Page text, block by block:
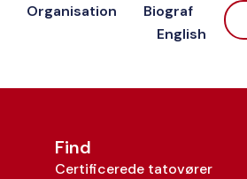
Organisation
Biograf
English
Find
Certificerede tatovører